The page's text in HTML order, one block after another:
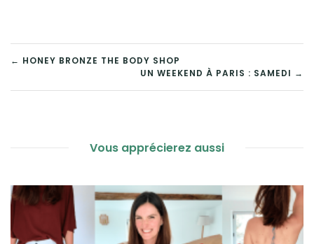
NAVIGATION
DE
← HONEY BRONZE THE BODY SHOP
UN WEEKEND À PARIS : SAMEDI →
Vous apprécierez aussi